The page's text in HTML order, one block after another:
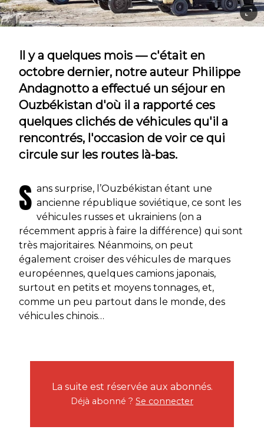
Il y a quelques mois — c'était en
octobre dernier, notre auteur Philippe
Andagnotto a effectué un séjour en
Ouzbékistan d'où il a rapporté ces
quelques clichés de véhicules qu'il a
rencontrés, l'occasion de voir ce qui
circule sur les routes là-bas.
S ans surprise, l’Ouzbékistan étant une
ancienne république soviétique, ce sont les
véhicules russes et ukrainiens (on a
récemment appris à faire la différence) qui sont
très majoritaires. Néanmoins, on peut
également croiser des véhicules de marques
européennes, quelques camions japonais,
surtout en petits et moyens tonnages, et,
comme un peu partout dans le monde, des
véhicules chinois…
La suite est réservée aux abonnés.
Déjà abonné ? Se connecter